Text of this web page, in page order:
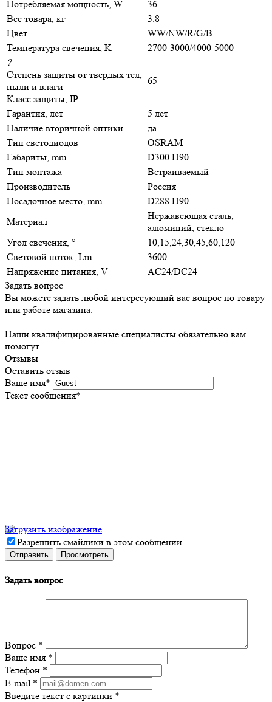
Потребляемая мощность, W
36
Вес товара, кг
3.8
Цвет
WW/NW/R/G/B
Температура свечения, K
2700-3000/4000-5000
?
Степень защиты от твердых тел,
пыли и влаги
Класс защиты, IP
65
Гарантия, лет
5 лет
Наличие вторичной оптики
да
Тип светодиодов
OSRAM
Габариты, mm
D300 H90
Тип монтажа
Встраиваемый
Производитель
Россия
Посадочное место, mm
D288 H90
Материал
Нержавеющая сталь,
алюминий, стекло
Угол свечения, °
10,15,24,30,45,60,120
Световой поток, Lm
3600
Напряжение питания, V
AC24/DC24
Задать вопрос
Вы можете задать любой интересующий вас вопрос по товару
или работе магазина.
Наши квалифицированные специалисты обязательно вам
помогут.
Отзывы
Оставить отзыв
Ваше имя*
Текст сообщения*
Загрузить изображение
Разрешить смайлики в этом сообщении
Задать вопрос
Вопрос *
Ваше имя *
Телефон *
E-mail *
Введите текст с картинки *